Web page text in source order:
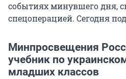
событиях минувшего дня,
спецоперацией. Сегодня
Минпросвещения
учебник по
младших классов